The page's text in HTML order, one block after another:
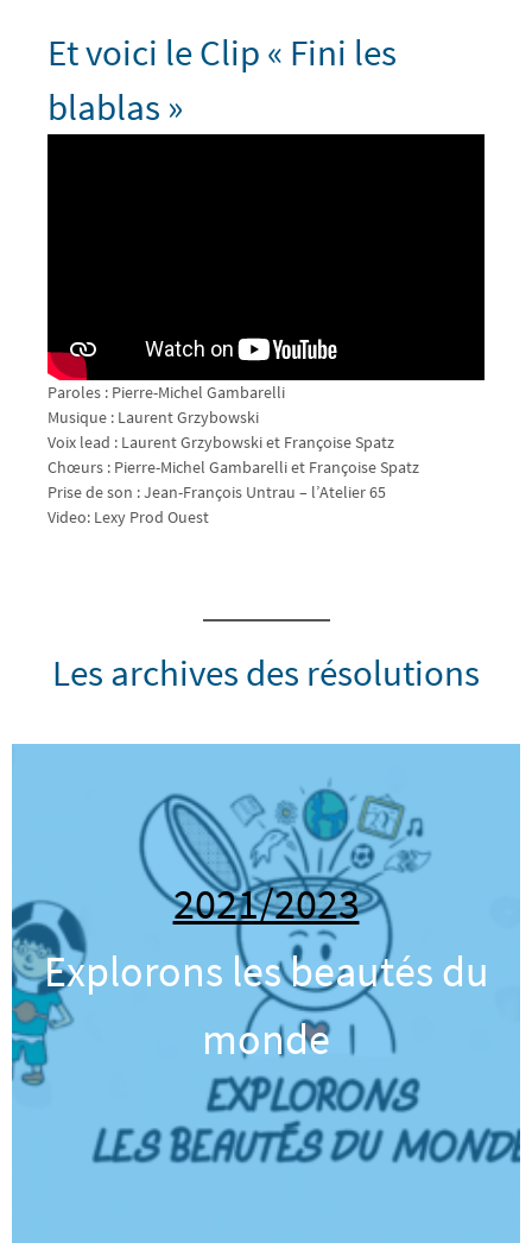
Et voici le Clip « Fini les
blablas »
Paroles : Pierre-Michel Gambarelli
Musique : Laurent Grzybowski
Voix lead : Laurent Grzybowski et Françoise Spatz
Chœurs : Pierre-Michel Gambarelli et Françoise Spatz
Prise de son : Jean-François Untrau – l’Atelier 65
Video: Lexy Prod Ouest
Les archives des résolutions
2021/2023
Explorons les beautés du
monde